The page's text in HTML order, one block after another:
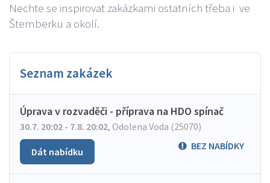
Nechte se inspirovat zakázkami ostatních třeba i ve
Štemberku a okolí.
Seznam zakázek
Úprava v rozvaděči - příprava na HDO spínač
30.7. 20:02 - 7.8. 20:02, Odolena Voda (25070)
BEZ NABÍDKY
Dát nabídku